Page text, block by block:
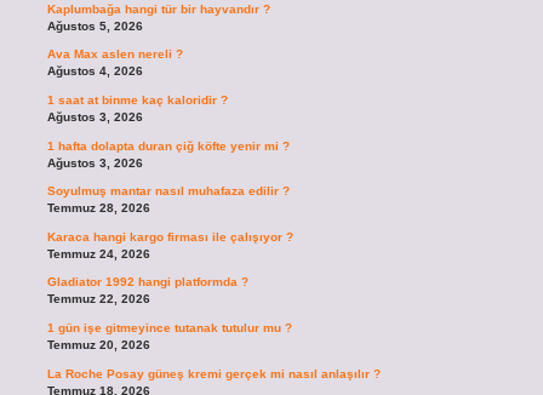
Kaplumbağa hangi tür bir hayvandır ?
Ağustos 5, 2026
Ava Max aslen nereli ?
Ağustos 4, 2026
1 saat at binme kaç kaloridir ?
Ağustos 3, 2026
1 hafta dolapta duran çiğ köfte yenir mi ?
Ağustos 3, 2026
Soyulmuş mantar nasıl muhafaza edilir ?
Temmuz 28, 2026
Karaca hangi kargo firması ile çalışıyor ?
Temmuz 24, 2026
Gladiator 1992 hangi platformda ?
Temmuz 22, 2026
1 gün işe gitmeyince tutanak tutulur mu ?
Temmuz 20, 2026
La Roche Posay güneş kremi gerçek mi nasıl anlaşılır ?
Temmuz 18, 2026